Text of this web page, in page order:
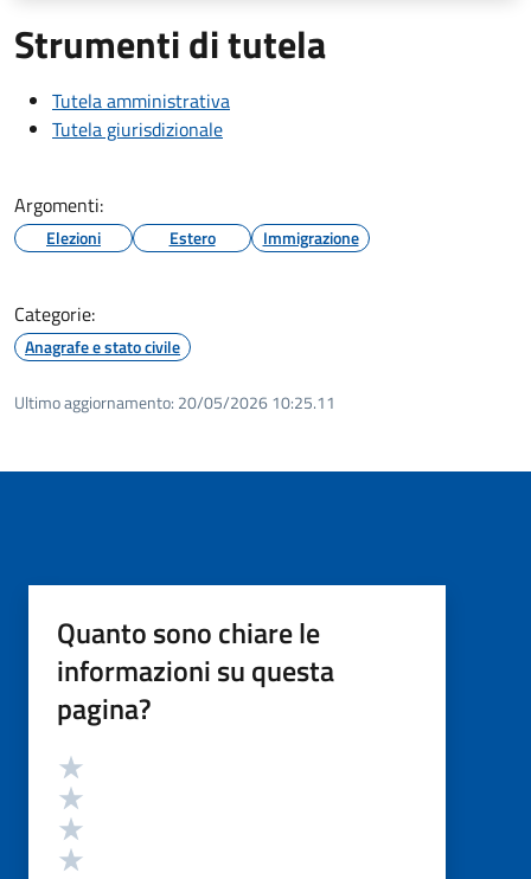
Strumenti di tutela
Tutela amministrativa
Tutela giurisdizionale
Argomenti:
Elezioni Estero Immigrazione
Categorie:
Anagrafe e stato civile
Ultimo aggiornamento: 20/05/2026 10:25.11
Quanto sono chiare le
informazioni su questa
pagina?
Valutazione